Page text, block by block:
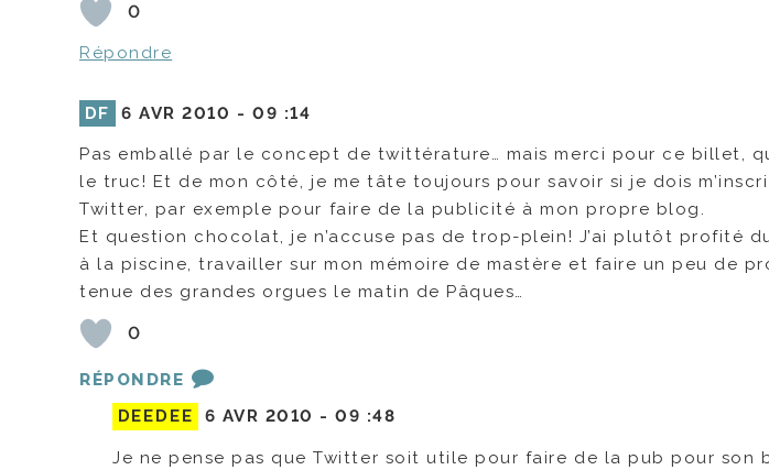
0
Répondre
DF 6 AVR 2010 -09 :14
Pas emballé par le concept de twittérature… mais merci pour ce billet,
le truc! Et de mon côté, je me tâte toujours pour savoir si je dois
Twitter, par exemple pour faire de la publicité à mon propre blog.
Et question chocolat, je n’accuse pas de trop-plein! J’ai plutôt profité
à la piscine, travailler sur mon mémoire de mastère et faire un peu de
tenue des grandes orgues le matin de Pâques…
0
RÉPONDRE
DEEDEE
6 AVR 2010 -09 :48
Je ne pense pas que Twitter soit utile pour faire de la pub pour son